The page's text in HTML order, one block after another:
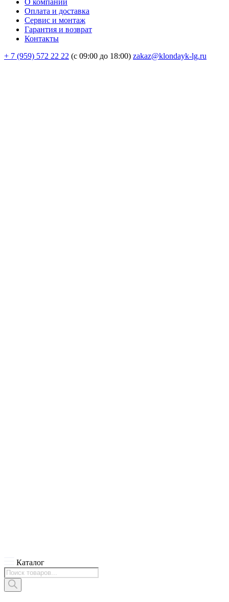
О компании
Оплата и доставка
Сервис и монтаж
Гарантия и возврат
Контакты
+ 7 (959) 572 22 22 (с 09:00 до 18:00) zakaz@klondayk-lg.ru
Каталог
Поиск
товаров